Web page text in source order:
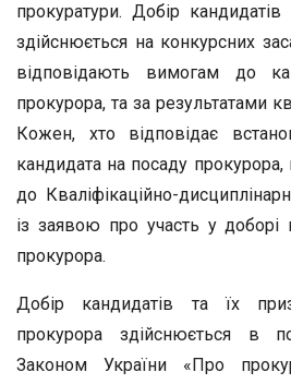
прокуратури. Добір
здійснюється на конкурсних
відповідають вимогам до
прокурора, та за результатами
Кожен, хто відповідає
кандидата на посаду
до Кваліфікаційно-
із заявою про участь у доборі
прокурора.
Добір кандидатів та їх
прокурора здійснюється в
Законом України «Про